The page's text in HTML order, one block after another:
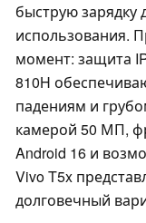
быструю зарядку
использования.
момент: защита
810H
падениям и
камерой 50 МП,
Android 16 и
Vivo T5x
долговечный